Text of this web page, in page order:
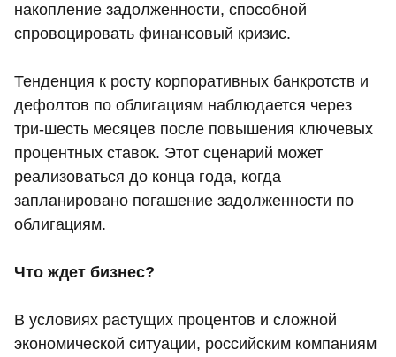
накопление задолженности, способной
спровоцировать финансовый кризис.
Тенденция к росту корпоративных банкротств и
дефолтов по облигациям наблюдается через
три-шесть месяцев после повышения ключевых
процентных ставок. Этот сценарий может
реализоваться до конца года, когда
запланировано погашение задолженности по
облигациям.
Что ждет бизнес?
В условиях растущих процентов и сложной
экономической ситуации, российским компаниям